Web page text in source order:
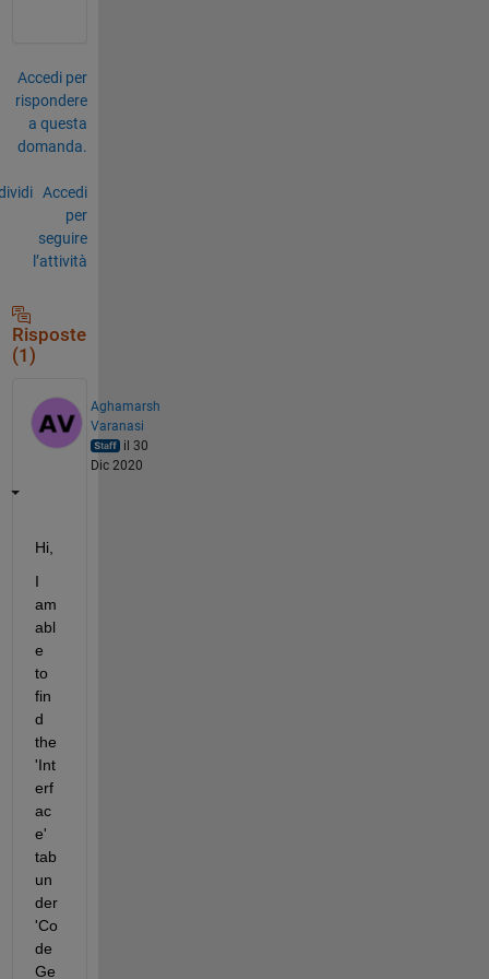
Accedi per
rispondere
a questa
domanda.
Accedi
per
seguire
l’attività
Risposte
(1)
Aghamarsh
Varanasi
il 30
Dic 2020
Hi,
I
am
abl
e
to
fin
d
the
'Int
erf
ac
e'
tab
un
der
'Co
de
Ge